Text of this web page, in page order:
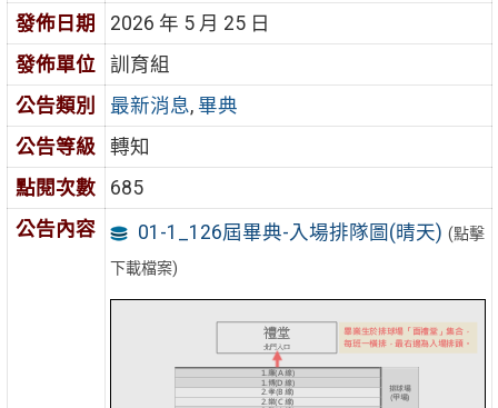
發佈日期
2026 年 5 月 25 日
發佈單位
訓育組
公告類別
最新消息, 畢典
公告等級
轉知
點閱次數
685
公告內容
01-1_126屆畢典-入場排隊圖(晴天) (點擊
下載檔案)